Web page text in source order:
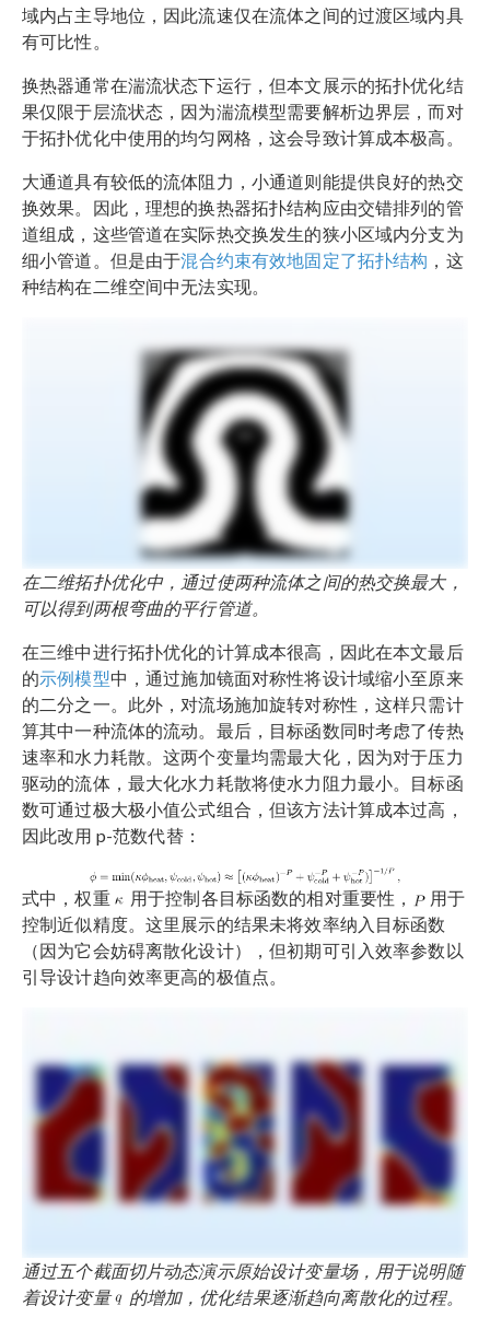
域内占主导地位，因此流速仅在流体之间的过渡区域内具
有可比性。
换热器通常在湍流状态下运行，但本文展示的拓扑优化结
果仅限于层流状态，因为湍流模型需要解析边界层，而对
于拓扑优化中使用的均匀网格，这会导致计算成本极高。
大通道具有较低的流体阻力，小通道则能提供良好的热交
换效果。因此，理想的换热器拓扑结构应由交错排列的管
道组成，这些管道在实际热交换发生的狭小区域内分支为
细小管道。但是由于混合约束有效地固定了拓扑结构 ，这
种结构在二维空间中无法实现。
在二维拓扑优化中，通过使两种流体之间的热交换最大，
可以得到两根弯曲的平行管道。
在三维中进行拓扑优化的计算成本很高，因此在本文最后
的示例模型中，通过施加镜面对称性将设计域缩小至原来
的二分之一。此外，对流场施加旋转对称性，这样只需计
算其中一种流体的流动。最后，目标函数同时考虑了传热
速率和水力耗散。这两个变量均需最大化，因为对于压力
驱动的流体，最大化水力耗散将使水力阻力最小。目标函
数可通过极大极小值公式组合，但该方法计算成本过高，
因此改用 p-范数代替：
式中，权重 用于控制各目标函数的相对重要性，
用于
控制近似精度。这里展示的结果未将效率纳入目标函数
（因为它会妨碍离散化设计），但初期可引入效率参数以
引导设计趋向效率更高的极值点。
通过五个截面切片动态演示原始设计变量场，用于说明随
着设计变量
的增加，优化结果逐渐趋向离散化的过程。